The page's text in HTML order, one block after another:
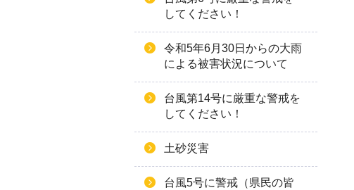
してください！
令和5年6月30日からの大雨
による被害状況について
台風第14号に厳重な警戒を
してください！
土砂災害
台風5号に警戒（県民の皆